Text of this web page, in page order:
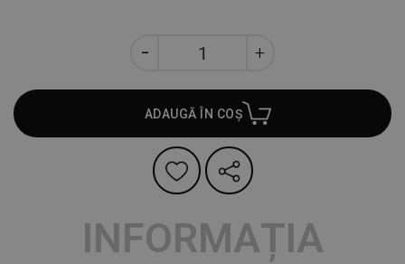
ADAUGĂ ÎN COȘ
INFORMAȚIA